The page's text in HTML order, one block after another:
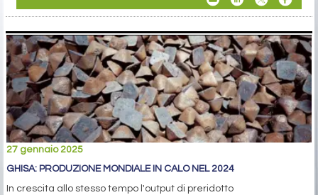
27 gennaio 2025
GHISA: PRODUZIONE MONDIALE IN CALO NEL 2024
In crescita allo stesso tempo l'output di preridotto